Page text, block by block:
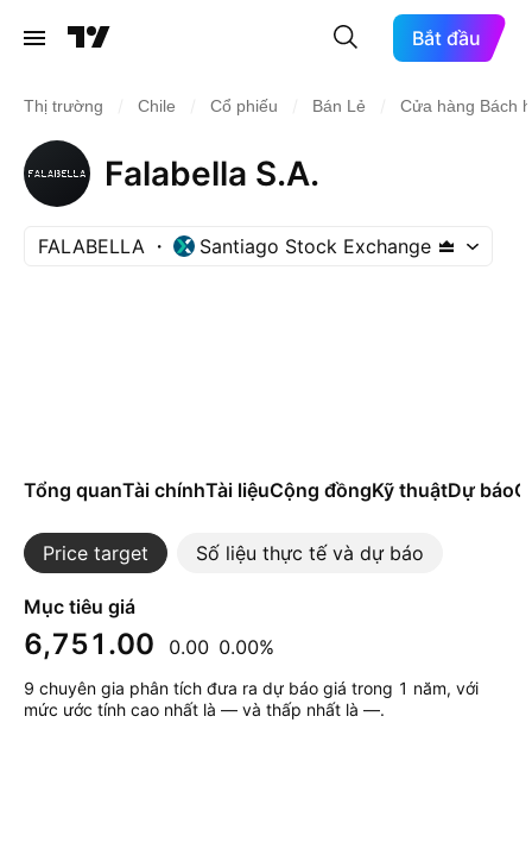
Bắt đầu
Thị trường Chile Cổ phiếu Bán Lẻ Cửa hàng Bách
Falabella S.A.
FALABELLA Santiago Stock Exchange
Tổng quanTài chínhTài liệuCộng đồngKỹ thuậtDự báo
Price target Số liệu thực tế và dự báo
Mục tiêu giá
6,751.00 0.00 0.00%
9 chuyên gia phân tích đưa ra dự báo giá trong 1 năm, với
mức ước tính cao nhất là — và thấp nhất là —.